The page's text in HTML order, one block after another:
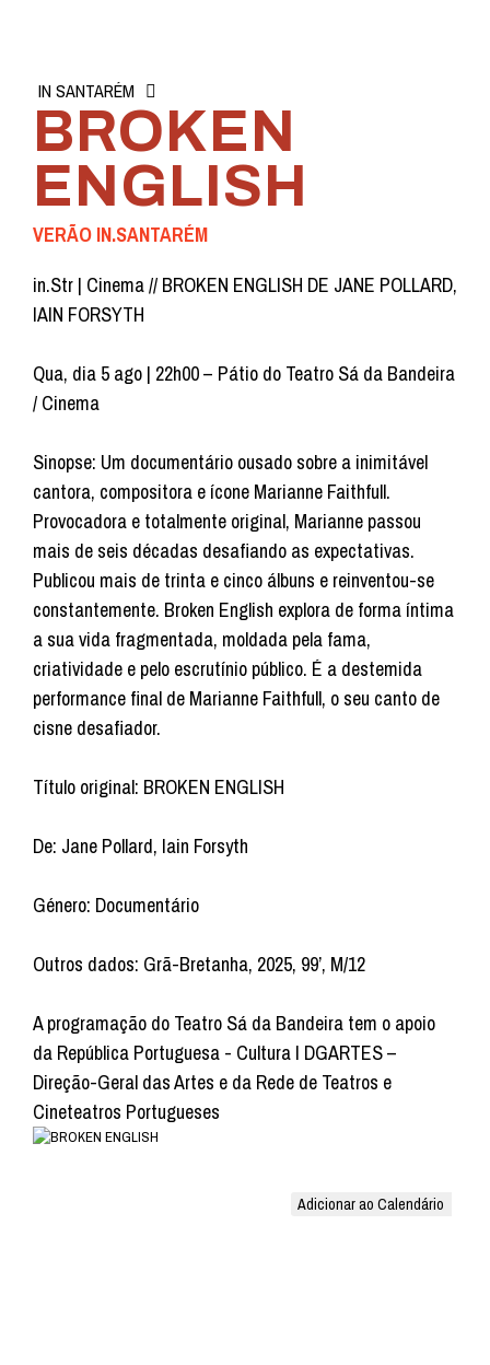
IN SANTARÉM
BROKEN
ENGLISH
VERÃO IN.SANTARÉM
in.Str | Cinema // BROKEN ENGLISH DE JANE POLLARD,
IAIN FORSYTH
Qua, dia 5 ago | 22h00 – Pátio do Teatro Sá da Bandeira
/ Cinema
Sinopse: Um documentário ousado sobre a inimitável
cantora, compositora e ícone Marianne Faithfull.
Provocadora e totalmente original, Marianne passou
mais de seis décadas desafiando as expectativas.
Publicou mais de trinta e cinco álbuns e reinventou-se
constantemente. Broken English explora de forma íntima
a sua vida fragmentada, moldada pela fama,
criatividade e pelo escrutínio público. É a destemida
performance final de Marianne Faithfull, o seu canto de
cisne desafiador.
Título original: BROKEN ENGLISH
De: Jane Pollard, Iain Forsyth
Género: Documentário
Outros dados: Grã-Bretanha, 2025, 99’, M/12
A programação do Teatro Sá da Bandeira tem o apoio
da República Portuguesa - Cultura I DGARTES –
Direção-Geral das Artes e da Rede de Teatros e
Cineteatros Portugueses
Adicionar ao Calendário